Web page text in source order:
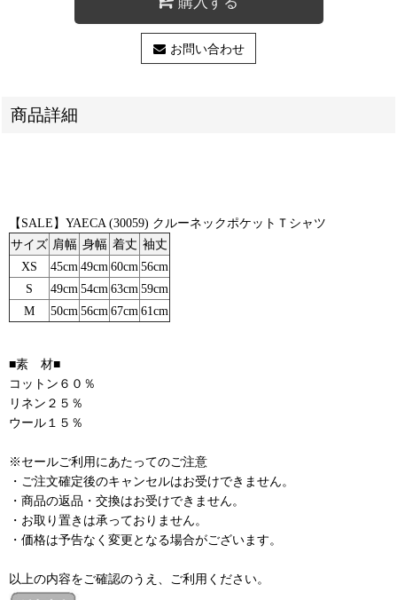
お問い合わせ
商品詳細
【SALE】YAECA (30059) クルーネックポケットＴシャツ
サイズ 肩幅 身幅 着丈 袖丈
XS
45cm 49cm 60cm 56cm
S
49cm 54cm 63cm 59cm
M
50cm 56cm 67cm 61cm
■素 材■
コットン６０％
リネン２５％
ウール１５％
※セールご利用にあたってのご注意
・ご注文確定後のキャンセルはお受けできません。
・商品の返品・交換はお受けできません。
・お取り置きは承っておりません。
・価格は予告なく変更となる場合がございます。
以上の内容をご確認のうえ、ご利用ください。